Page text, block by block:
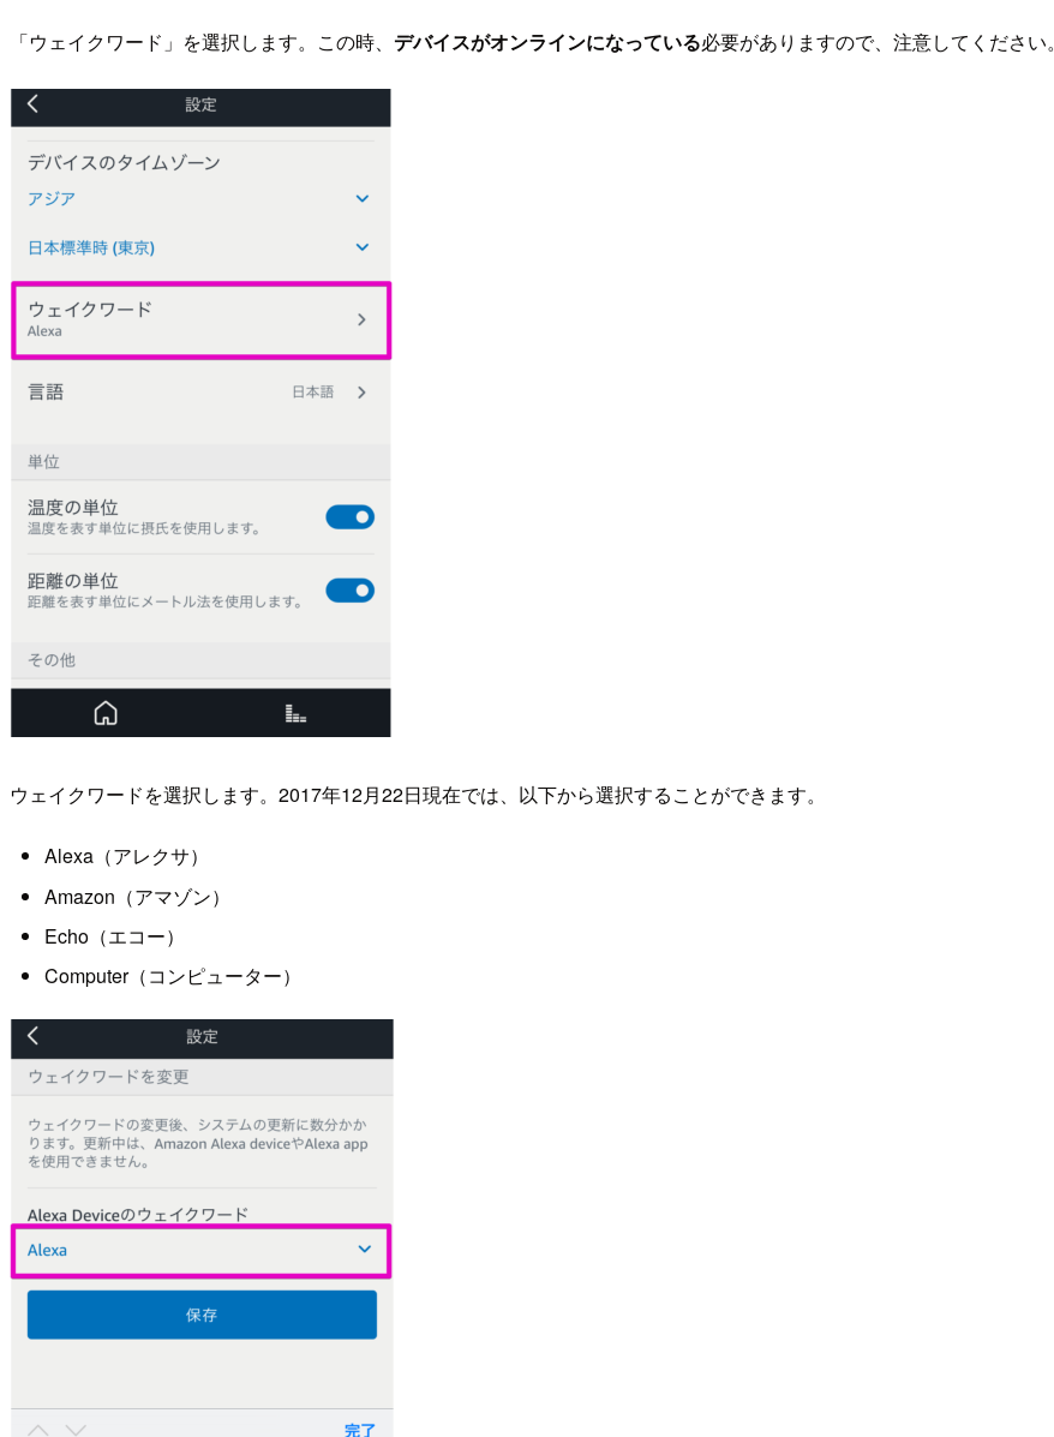
「ウェイクワード」を選択します。この時、 デバイスがオンラインになっている必要がありますので、注意してください。
ウェイクワードを選択します。2017年12月22日現在では、以下から選択することができます。
Alexa（アレクサ）
Amazon（アマゾン）
Echo（エコー）
Computer（コンピューター）